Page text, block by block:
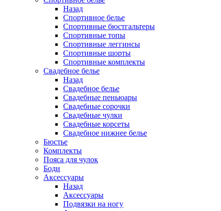
Назад
Спортивное белье
Спортивные бюстгальтеры
Спортивные топы
Спортивные леггинсы
Спортивные шорты
Спортивные комплекты
Свадебное белье
Назад
Свадебное белье
Свадебные пеньюары
Свадебные сорочки
Свадебные чулки
Свадебные корсеты
Свадебное нижнее белье
Бюстье
Комплекты
Пояса для чулок
Боди
Аксессуары
Назад
Аксессуары
Подвязки на ногу